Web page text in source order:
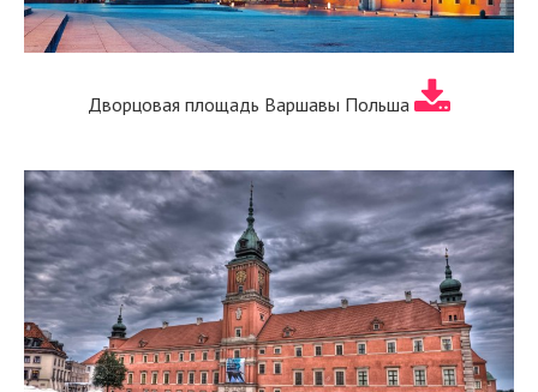
Дворцовая площадь Варшавы Польша